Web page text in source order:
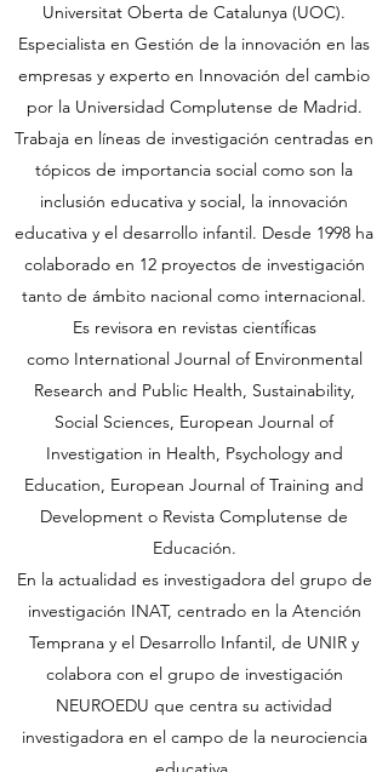
Universitat Oberta de Catalunya (UOC).
Especialista en Gestión de la innovación en las
empresas y experto en Innovación del cambio
por la Universidad Complutense de Madrid.
Trabaja en líneas de investigación centradas en
tópicos de importancia social como son la
inclusión educativa y social, la innovación
educativa y el desarrollo infantil. Desde 1998 ha
colaborado en 12 proyectos de investigación
tanto de ámbito nacional como internacional.
Es revisora en revistas científicas
como International Journal of Environmental
Research and Public Health, Sustainability,
Social Sciences, European Journal of
Investigation in Health, Psychology and
Education, European Journal of Training and
Development o Revista Complutense de
Educación.
En la actualidad es investigadora del grupo de
investigación INAT, centrado en la Atención
Temprana y el Desarrollo Infantil, de UNIR y
colabora con el grupo de investigación
NEUROEDU que centra su actividad
investigadora en el campo de la neurociencia